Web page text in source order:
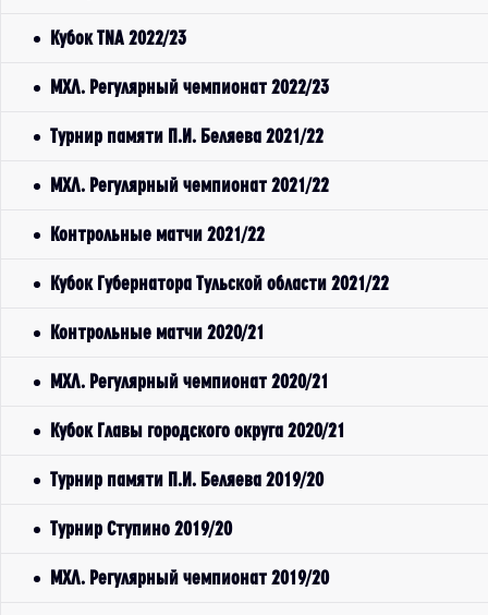
Кубок TNA 2022/23
МХЛ. Регулярный чемпионат 2022/23
Турнир памяти П.И. Беляева 2021/22
МХЛ. Регулярный чемпионат 2021/22
Контрольные матчи 2021/22
Кубок Губернатора Тульской области 2021/22
Контрольные матчи 2020/21
МХЛ. Регулярный чемпионат 2020/21
Кубок Главы городского округа 2020/21
Турнир памяти П.И. Беляева 2019/20
Турнир Ступино 2019/20
МХЛ. Регулярный чемпионат 2019/20